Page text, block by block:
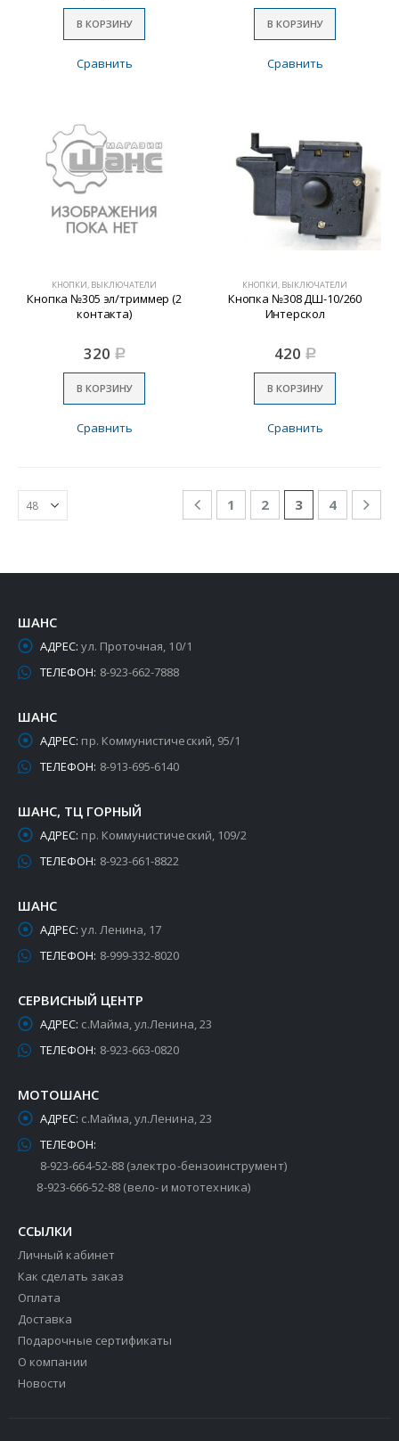
В КОРЗИНУ
Сравнить
В КОРЗИНУ
Сравнить
КНОПКИ, ВЫКЛЮЧАТЕЛИ
Кнопка №305 эл/триммер (2
контакта)
320 Р
В КОРЗИНУ
Сравнить
КНОПКИ, ВЫКЛЮЧАТЕЛИ
Кнопка №308 ДШ-10/260
Интерскол
420 Р
В КОРЗИНУ
Сравнить
1 2 3 4
ШАНС
АДРЕС: ул. Проточная, 10/1
ТЕЛЕФОН: 8-923-662-7888
ШАНС
АДРЕС: пр. Коммунистический, 95/1
ТЕЛЕФОН: 8-913-695-6140
ШАНС, ТЦ ГОРНЫЙ
АДРЕС: пр. Коммунистический, 109/2
ТЕЛЕФОН: 8-923-661-8822
ШАНС
АДРЕС: ул. Ленина, 17
ТЕЛЕФОН: 8-999-332-8020
СЕРВИСНЫЙ ЦЕНТР
АДРЕС: с.Майма, ул.Ленина, 23
ТЕЛЕФОН: 8-923-663-0820
МОТОШАНС
АДРЕС: с.Майма, ул.Ленина, 23
ТЕЛЕФОН:
8-923-664-52-88 (электро-бензоинструмент)
8-923-666-52-88 (вело- и мототехника)
ССЫЛКИ
Личный кабинет
Как сделать заказ
Оплата
Доставка
Подарочные сертификаты
О компании
Новости